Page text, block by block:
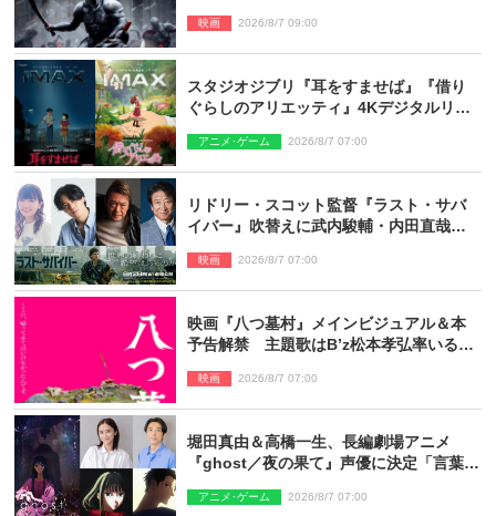
映画 2026/8/7 09:00
スタジオジブリ『耳をすませば』『借り
ぐらしのアリエッティ』4Kデジタルリマ
アニメ･ゲーム 2026/8/7 07:00
リドリー・スコット監督『ラスト・サバ
イバー』吹替えに武内駿輔・内田直哉・
結！
映画 2026/8/7 07:00
映画『八つ墓村』メインビジュアル＆本
予告解禁 主題歌はB’z松本孝弘率いる
映画 2026/8/7 07:00
堀田真由＆高橋一生、長編劇場アニメ
『ghost／夜の果て』声優に決定「言葉に
た」
アニメ･ゲーム 2026/8/7 07:00